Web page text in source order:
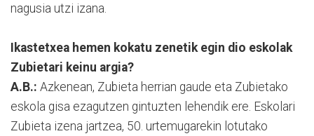
nagusia utzi izana.
Ikastetxea hemen kokatu zenetik egin dio eskolak
Zubietari keinu argia?
A.B.: Azkenean, Zubieta herrian gaude eta Zubietako
eskola gisa ezagutzen gintuzten lehendik ere. Eskolari
Zubieta izena jartzea, 50. urtemugarekin lotutako